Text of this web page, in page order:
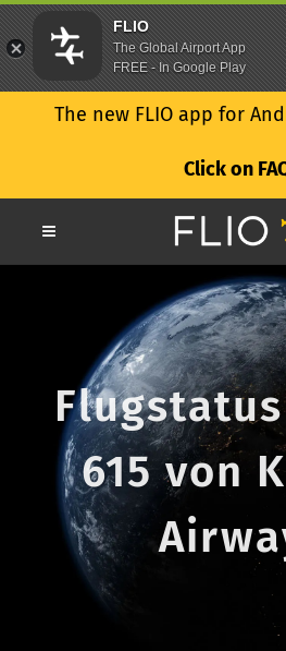
The new FLIO app for
Click on
615 von
FLIO
The Global Airport App
FREE - In Google Play